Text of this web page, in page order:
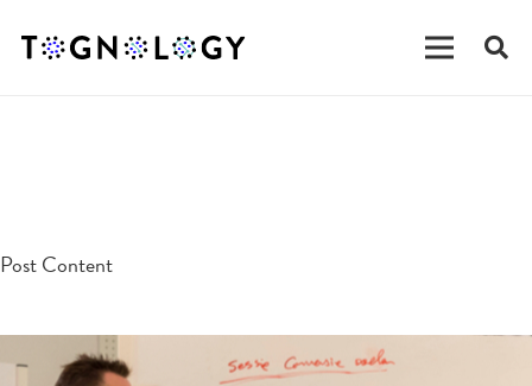
Post Content